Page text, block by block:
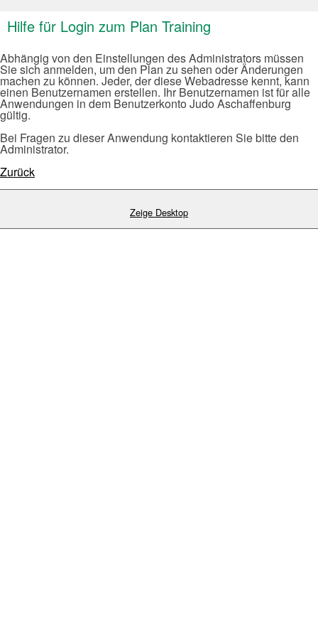
Hilfe für Login zum Plan Training
Abhängig von den Einstellungen des Administrators müssen
Sie sich anmelden, um den Plan zu sehen oder Änderungen
machen zu können. Jeder, der diese Webadresse kennt, kann
einen Benutzernamen erstellen. Ihr Benutzernamen ist für alle
Anwendungen in dem Benutzerkonto Judo Aschaffenburg
gültig.
Bei Fragen zu dieser Anwendung kontaktieren Sie bitte den
Administrator.
Zurück
Zeige Desktop